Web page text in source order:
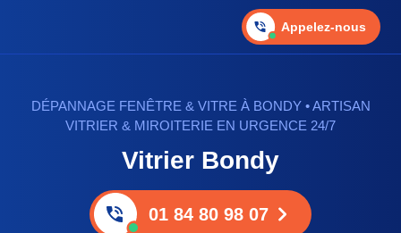
Appelez-nous
DÉPANNAGE FENÊTRE & VITRE À BONDY • ARTISAN
VITRIER & MIROITERIE EN URGENCE 24/7
Vitrier Bondy
01 84 80 98 07